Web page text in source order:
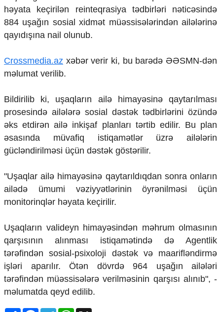
İnfoqrafika
Podcast
Humanitar
Mədəniyyət
Diaspor
Mədəniyyətimizin Zəfəri
Zəfər Diasporu
Səhiyyə
Ailə və uşaq
Turizm
İqtisadi xəbərlər
Energetika
Neft-qaz
Əmək və sosial siyasət
Hərbi sənaye
Telekommunikasiya və nəqliyyat
COP29
Cəmiyyət
Crossmedia.az - 1 yaş
həyata keçirilən reinteqrasiya tədbirləri nəticəsində
884 uşağın sosial xidmət müəssisələrindən ailələrinə
qayıdışına nail olunub.
Crossmedia.az xəbər verir ki, bu barədə ƏƏSMN-dən
məlumat verilib.
Bildirilib ki, uşaqların ailə himayəsinə qaytarılması
prosesində ailələrə sosial dəstək tədbirlərini özündə
əks etdirən ailə inkişaf planları tərtib edilir. Bu plan
əsasında müvafiq istiqamətlər üzrə ailələrin
gücləndirilməsi üçün dəstək göstərilir.
"Uşaqlar ailə himayəsinə qaytarıldıqdan sonra onların
ailədə ümumi vəziyyətlərinin öyrənilməsi üçün
monitorinqlər həyata keçirilir.
Uşaqların valideyn himayəsindən məhrum olmasının
qarşısının alınması istiqamətində də Agentlik
tərəfindən sosial-psixoloji dəstək və maarifləndirmə
işləri aparılır. Ötən dövrdə 964 uşağın ailələri
tərəfindən müəssisələrə verilməsinin qarşısı alınıb", -
məlumatda qeyd edilib.